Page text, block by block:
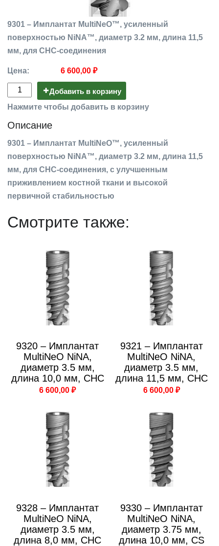
9301 – Имплантат MultiNeO™, усиленный
поверхностью NiNA™, диаметр 3.2 мм, длина 11,5
мм, для CHC-соединения
Цена: 6 600,00 ₽
Добавить в корзину
Нажмите чтобы добавить в корзину
Описание
9301 – Имплантат MultiNeO™, усиленный
поверхностью NiNA™, диаметр 3.2 мм, длина 11,5
мм, для CHC-соединения, с улучшенным
приживлением костной ткани и высокой
первичной стабильностью
Смотрите также:
9320 – Имплантат
MultiNeO NiNA,
диаметр 3.5 мм,
длина 10,0 мм, CHC
6 600,00 ₽
9321 – Имплантат
MultiNeO NiNA,
диаметр 3.5 мм,
длина 11,5 мм, CHC
6 600,00 ₽
9328 – Имплантат
MultiNeO NiNA,
диаметр 3.5 мм,
длина 8,0 мм, CHC
9330 – Имплантат
MultiNeO NiNA,
диаметр 3.75 мм,
длина 10,0 мм, CS